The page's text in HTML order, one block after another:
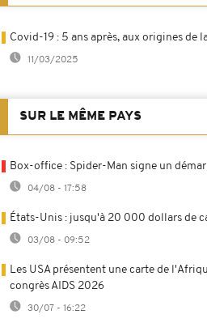
Covid-19 : 5 ans après, aux origines de
11/03/2025
SUR LE MÊME PAYS
Box-office : Spider-Man signe un
04/08 - 17:58
États-Unis : jusqu'à 20 000 dollars de
03/08 - 09:52
Les USA présentent une carte de
congrès AIDS 2026
30/07 - 16:22